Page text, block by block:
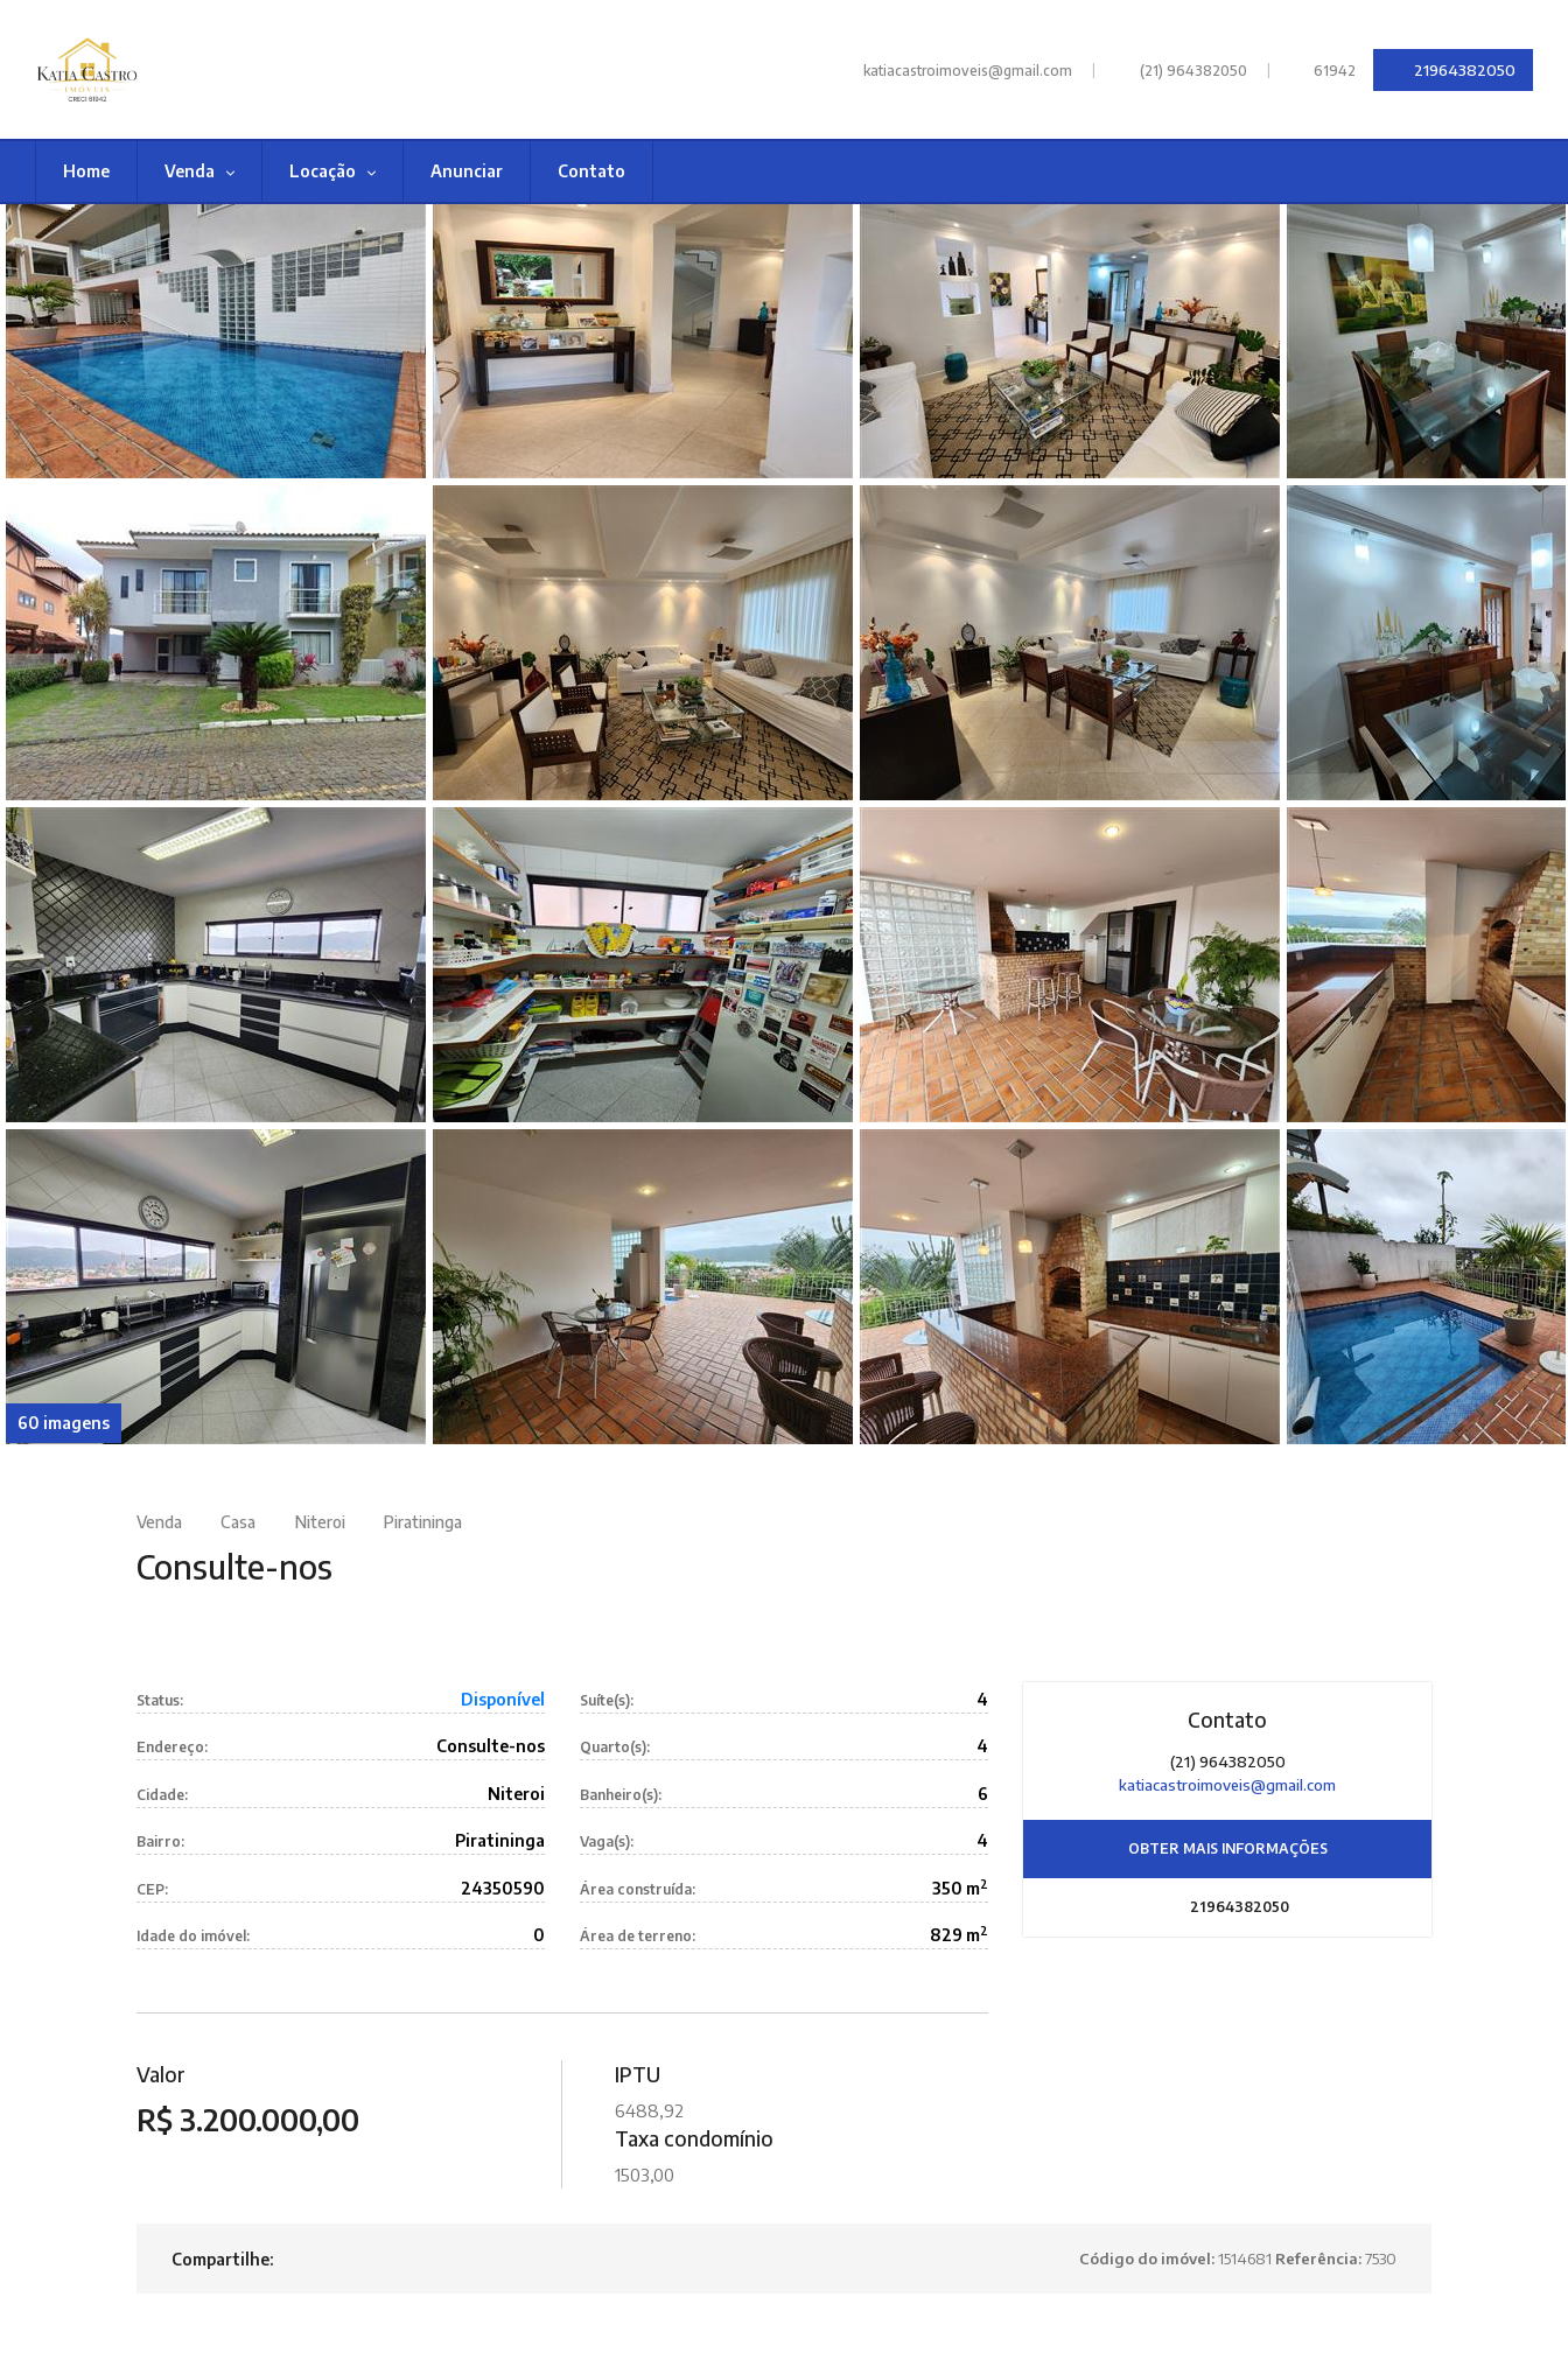
katiacastroimoveis@gmail.com | (21) 964382050 | 61942 21964382050
Home Venda Locação Anunciar Contato
60 imagens
Venda Casa Niteroi Piratininga
Consulte-nos
Status: Disponível
Endereço: Consulte-nos
Cidade: Niteroi
Bairro: Piratininga
CEP: 24350590
Idade do imóvel: 0
Suíte(s): 4
Quarto(s): 4
Banheiro(s): 6
Vaga(s): 4
Área construída: 350 m2
Área de terreno: 829 m2
Valor
R$ 3.200.000,00
IPTU
6488,92
Taxa condomínio
1503,00
Contato
(21) 964382050
katiacastroimoveis@gmail.com
OBTER MAIS INFORMAÇÕES
21964382050
Compartilhe: Código do imóvel:1514681 Referência:7530